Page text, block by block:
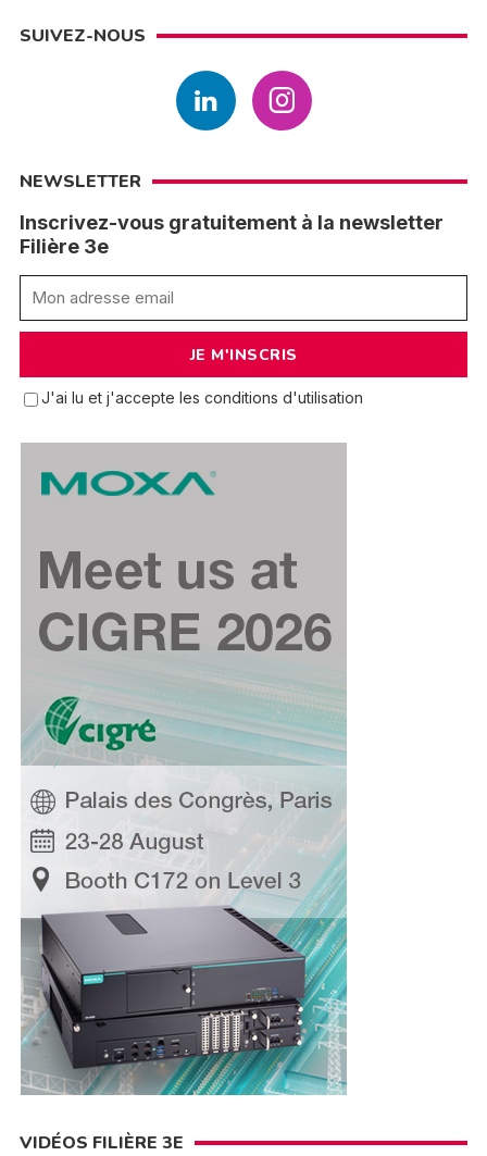
SUIVEZ-NOUS
NEWSLETTER
Inscrivez-vous gratuitement à la newsletter
Filière 3e
J'ai lu et j'accepte les conditions d'utilisation
VIDÉOS FILIÈRE 3E